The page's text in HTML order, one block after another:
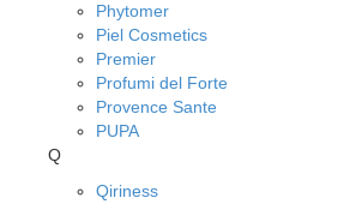
Phytomer
Piel Cosmetics
Premier
Profumi del Forte
Provence Sante
PUPA
Q
Qiriness